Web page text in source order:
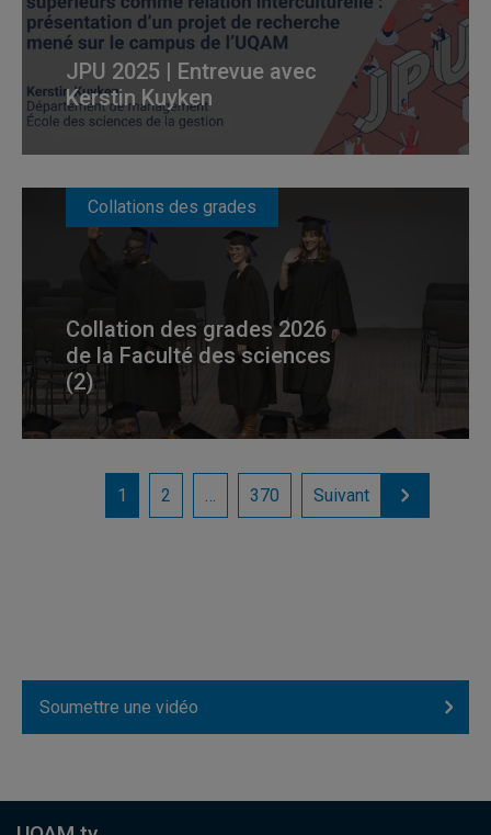
JPU 2025 | Entrevue avec
Kerstin Kuyken
Collations des grades
Collation des grades 2026
de la Faculté des sciences
(2)
1 2 … 370 Suivant
Soumettre une vidéo